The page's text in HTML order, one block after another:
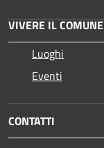
VIVERE IL COMUNE
Luoghi
Eventi
CONTATTI